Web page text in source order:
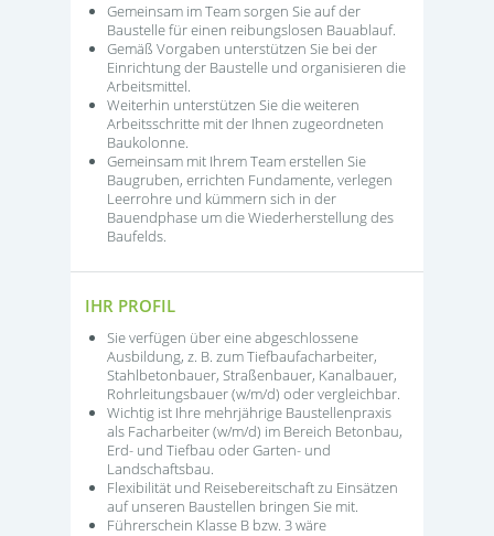
Gemeinsam im Team sorgen Sie auf der
Baustelle für einen reibungslosen Bauablauf.
Gemäß Vorgaben unterstützen Sie bei der
Einrichtung der Baustelle und organisieren die
Arbeitsmittel.
Weiterhin unterstützen Sie die weiteren
Arbeitsschritte mit der Ihnen zugeordneten
Baukolonne.
Gemeinsam mit Ihrem Team erstellen Sie
Baugruben, errichten Fundamente, verlegen
Leerrohre und kümmern sich in der
Bauendphase um die Wiederherstellung des
Baufelds.
IHR PROFIL
Sie verfügen über eine abgeschlossene
Ausbildung, z. B. zum Tiefbaufacharbeiter,
Stahlbetonbauer, Straßenbauer, Kanalbauer,
Rohrleitungsbauer (w/m/d) oder vergleichbar.
Wichtig ist Ihre mehrjährige Baustellenpraxis
als Facharbeiter (w/m/d) im Bereich Betonbau,
Erd- und Tiefbau oder Garten- und
Landschaftsbau.
Flexibilität und Reisebereitschaft zu Einsätzen
auf unseren Baustellen bringen Sie mit.
Führerschein Klasse B bzw. 3 wäre